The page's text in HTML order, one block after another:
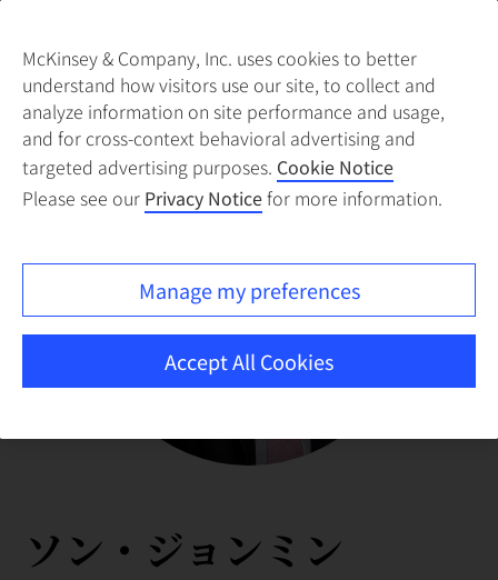
ソン・ジョンミン
McKinsey & Company, Inc. uses cookies to better
understand how visitors use our site, to collect and
analyze information on site performance and usage,
and for cross-context behavioral advertising and
targeted advertising purposes. Cookie Notice
Please see our Privacy Noticefor more information.
Manage my preferences
Accept All Cookies